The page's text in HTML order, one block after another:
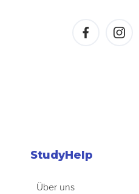
StudyHelp
Über uns